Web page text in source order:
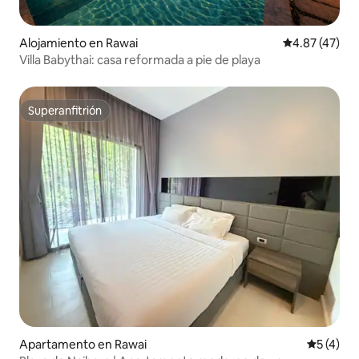
Alojamiento en Rawai Calificación
4.87 (47)
Villa Babythai: casa reformada a pie de playa
Superanfitrión
Superanfitrión
Apartamento en Rawai
5 (4)